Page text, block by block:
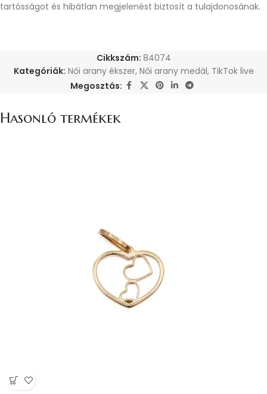
tartósságot és hibátlan megjelenést biztosít a tulajdonosának.
Cikkszám: 84074
Kategóriák: Női arany ékszer, Női arany medál, TikTok live
Megosztás:
Hasonló termékek